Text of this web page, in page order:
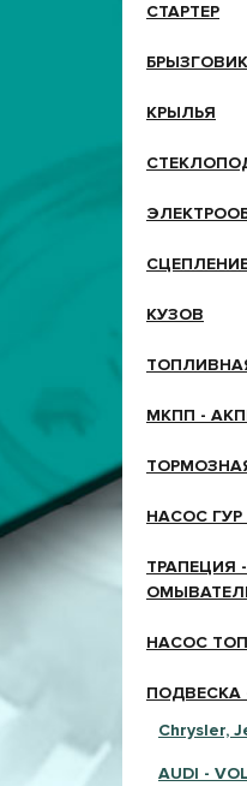
СТАРТЕР
КРЫЛЬЯ
КУЗОВ
МКПП -
НАСОС ГУР
ТРАПЕЦИЯ
НАСОС
ПОДВЕСКА
Chrysler,
AUDI -